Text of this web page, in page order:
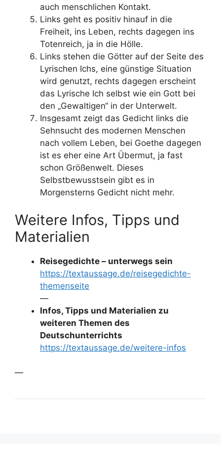
auch menschlichen Kontakt.
Links geht es positiv hinauf in die
Freiheit, ins Leben, rechts dagegen ins
Totenreich, ja in die Hölle.
Links stehen die Götter auf der Seite des
Lyrischen Ichs, eine günstige Situation
wird genutzt, rechts dagegen erscheint
das Lyrische Ich selbst wie ein Gott bei
den „Gewaltigen“ in der Unterwelt.
Insgesamt zeigt das Gedicht links die
Sehnsucht des modernen Menschen
nach vollem Leben, bei Goethe dagegen
ist es eher eine Art Übermut, ja fast
schon Größenwelt. Dieses
Selbstbewusstsein gibt es in
Morgensterns Gedicht nicht mehr.
Weitere Infos, Tipps und
Materialien
Reisegedichte – unterwegs sein
https://textaussage.de/reisegedichte-
themenseite
—
Infos, Tipps und Materialien zu
weiteren Themen des
Deutschunterrichts
https://textaussage.de/weitere-infos
—